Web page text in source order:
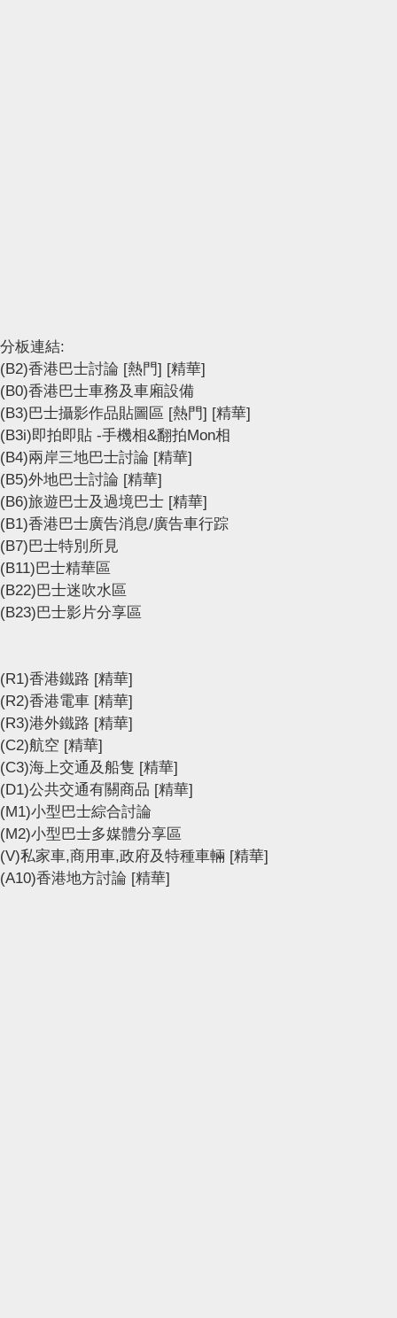
分板連結:
(B2)香港巴士討論 [熱門] [精華]
(B0)香港巴士車務及車廂設備
(B3)巴士攝影作品貼圖區 [熱門] [精華]
(B3i)即拍即貼 -手機相&翻拍Mon相
(B4)兩岸三地巴士討論 [精華]
(B5)外地巴士討論 [精華]
(B6)旅遊巴士及過境巴士 [精華]
(B1)香港巴士廣告消息/廣告車行踪
(B7)巴士特別所見
(B11)巴士精華區
(B22)巴士迷吹水區
(B23)巴士影片分享區
(R1)香港鐵路 [精華]
(R2)香港電車 [精華]
(R3)港外鐵路 [精華]
(C2)航空 [精華]
(C3)海上交通及船隻 [精華]
(D1)公共交通有關商品 [精華]
(M1)小型巴士綜合討論
(M2)小型巴士多媒體分享區
(V)私家車,商用車,政府及特種車輛 [精華]
(A10)香港地方討論 [精華]